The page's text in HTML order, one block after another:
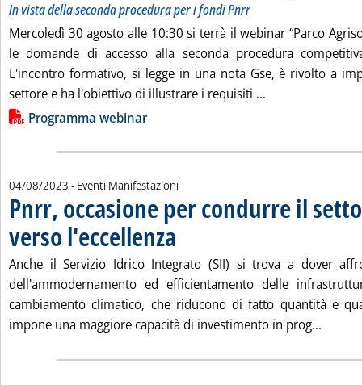
In vista della seconda procedura per i fondi Pnrr
Mercoledì 30 agosto alle 10:30 si terrà il webinar “Parco
le domande di accesso alla seconda procedura
L'incontro formativo, si legge in una nota Gse, è rivolto a
settore e ha l'obiettivo di illustrare i requisiti ...
Lista allegati PDF alla notizia
Programma webinar
04/08/2023 - Eventi Manifestazioni
Pnrr, occasione per condurre il
verso l'eccellenza
Anche il Servizio Idrico Integrato (SII) si trova a dover
dell'ammodernamento ed efficientamento delle
cambiamento climatico, che riducono di fatto quantità e
impone una maggiore capacità di investimento in prog...